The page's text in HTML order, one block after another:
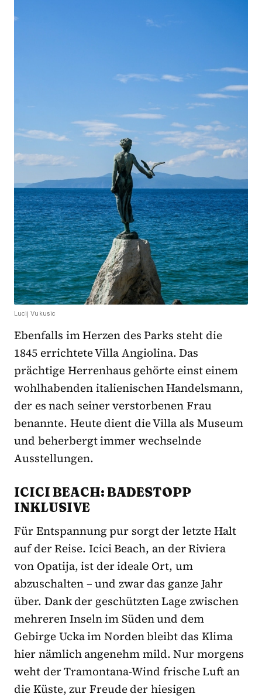
Lucij Vukusic
Ebenfalls im Herzen des Parks steht die
1845 errichtete Villa Angiolina. Das
prächtige Herrenhaus gehörte einst einem
wohlhabenden italienischen Handelsmann,
der es nach seiner verstorbenen Frau
benannte. Heute dient die Villa als Museum
und beherbergt immer wechselnde
Ausstellungen.
ICICI BEACH: BADESTOPP
INKLUSIVE
Für Entspannung pur sorgt der letzte Halt
auf der Reise. Icici Beach, an der Riviera
von Opatija, ist der ideale Ort, um
abzuschalten – und zwar das ganze Jahr
über. Dank der geschützten Lage zwischen
mehreren Inseln im Süden und dem
Gebirge Ucka im Norden bleibt das Klima
hier nämlich angenehm mild. Nur morgens
weht der Tramontana-Wind frische Luft an
die Küste, zur Freude der hiesigen